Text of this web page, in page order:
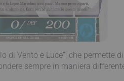
Vento e Luce”, che permette
sempre in maniera